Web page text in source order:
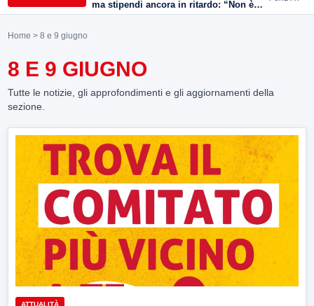
ma stipendi ancora in ritardo: “Non è
più sostenibile”
Home > 8 e 9 giugno
8 E 9 GIUGNO
Tutte le notizie, gli approfondimenti e gli aggiornamenti della
sezione.
ATTUALITÀ